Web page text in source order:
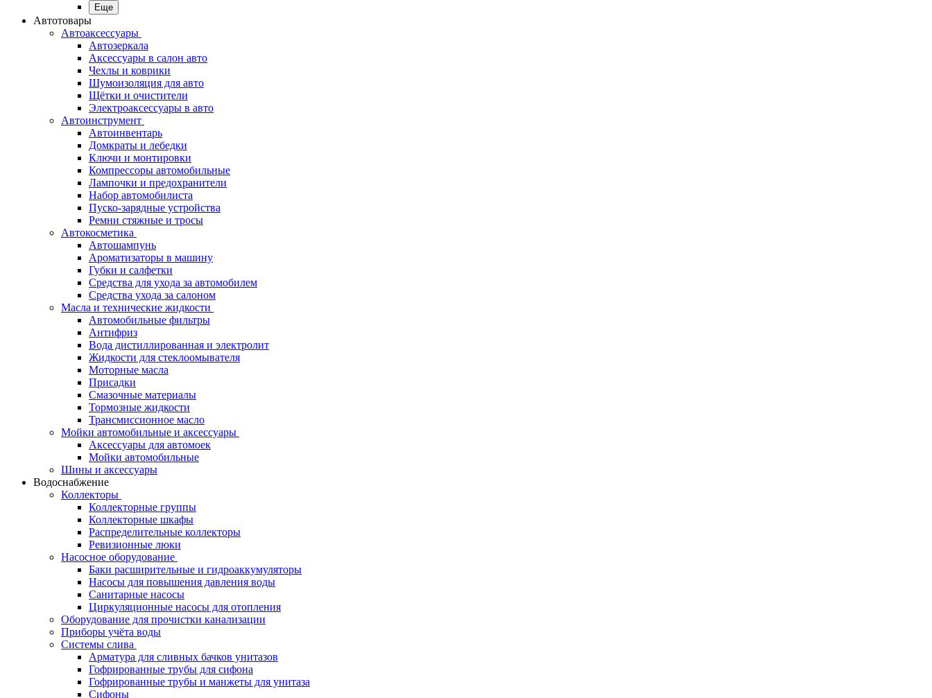
Еще
Автотовары
Автоаксессуары
Автозеркала
Аксессуары в салон авто
Чехлы и коврики
Шумоизоляция для авто
Щётки и очистители
Электроаксессуары в авто
Автоинструмент
Автоинвентарь
Домкраты и лебедки
Ключи и монтировки
Компрессоры автомобильные
Лампочки и предохранители
Набор автомобилиста
Пуско-зарядные устройства
Ремни стяжные и тросы
Автокосметика
Автошампунь
Ароматизаторы в машину
Губки и салфетки
Средства для ухода за автомобилем
Средства ухода за салоном
Масла и технические жидкости
Автомобильные фильтры
Антифриз
Вода дистиллированная и электролит
Жидкости для стеклоомывателя
Моторные масла
Присадки
Смазочные материалы
Тормозные жидкости
Трансмиссионное масло
Мойки автомобильные и аксессуары
Аксессуары для автомоек
Мойки автомобильные
Шины и аксессуары
Водоснабжение
Коллекторы
Коллекторные группы
Коллекторные шкафы
Распределительные коллекторы
Ревизионные люки
Насосное оборудование
Баки расширительные и гидроаккумуляторы
Насосы для повышения давления воды
Санитарные насосы
Циркуляционные насосы для отопления
Оборудование для прочистки канализации
Приборы учёта воды
Системы слива
Арматура для сливных бачков унитазов
Гофрированные трубы для сифона
Гофрированные трубы и манжеты для унитаза
Сифоны